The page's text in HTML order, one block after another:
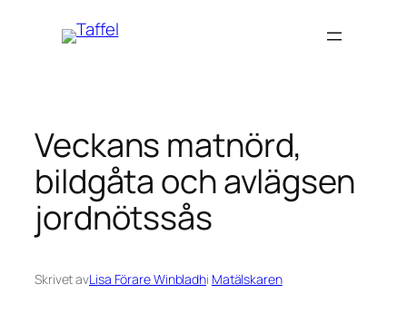
Veckans matnörd,
bildgåta och avlägsen
jordnötssås
Skrivet avLisa Förare Winbladhi Matälskaren